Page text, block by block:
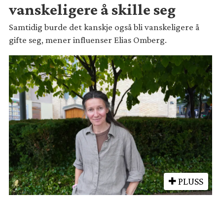
vanskeligere å skille seg
Samtidig burde det kanskje også bli vanskeligere å
gifte seg, mener influenser Elias Omberg.
PLUSS